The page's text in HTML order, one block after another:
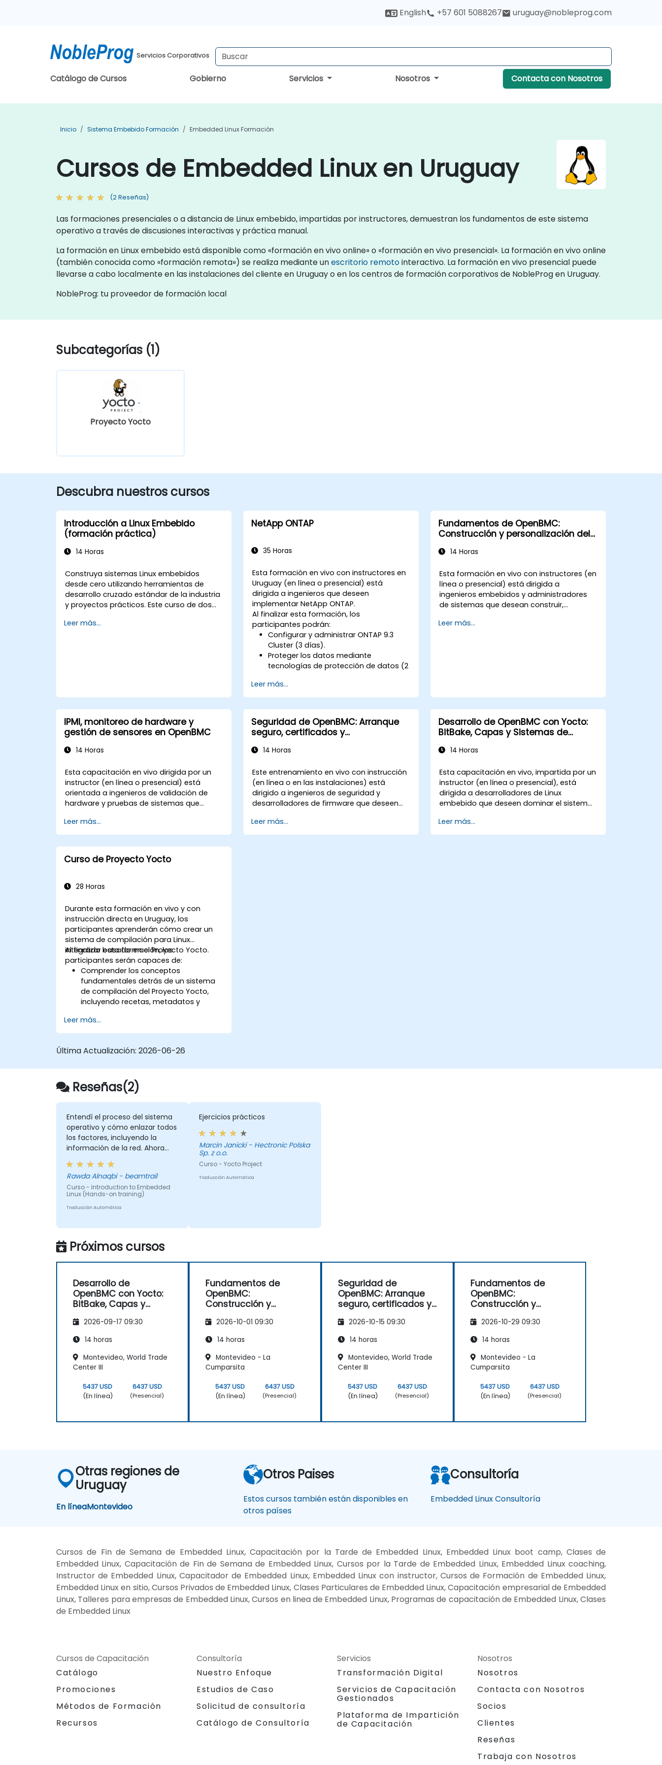
English +57 601 5088267 uruguay@nobleprog.com
Servicios Corporativos
Catálogo de Cursos Gobierno Servicios Nosotros Contacta con Nosotros
Inicio Sistema Embebido Formación Embedded Linux Formación
Cursos de Embedded Linux en Uruguay
(2 Reseñas)
Las formaciones presenciales o a distancia de Linux embebido, impartidas por instructores, demuestran los fundamentos de este sistema
operativo a través de discusiones interactivas y práctica manual.
La formación en Linux embebido está disponible como «formación en vivo online» o «formación en vivo presencial». La formación en vivo online
(también conocida como «formación remota») se realiza mediante unescritorio remotointeractivo. La formación en vivo presencial puede
llevarse a cabo localmente en las instalaciones del cliente en Uruguay o en los centros de formación corporativos de NobleProg en Uruguay.
NobleProg: tu proveedor de formación local
Subcategorías (1)
Proyecto Yocto
Descubra nuestros cursos
Introducción a Linux Embebido
(formación práctica)
14 Horas
Construya sistemas Linux embebidos
desde cero utilizando herramientas de
desarrollo cruzado estándar de la industria
y proyectos prácticos. Este curso de dos
desarrollo de código abierto, cargadores
sistemas de archivos y ejecutan tareas
reales de desarrollo Linux embebido.
Leer más...
NetApp ONTAP
35 Horas
Esta formación en vivo con instructores en
Uruguay (en línea o presencial) está
dirigida a ingenieros que deseen
implementar NetApp ONTAP.
Al finalizar esta formación, los
participantes podrán:
Configurar y administrar ONTAP 9.3
Cluster (3 días).
Proteger los datos mediante
tecnologías de protección de datos (2
Leer más...
Fundamentos de OpenBMC:
Construcción y personalización del
14 Horas
Esta formación en vivo con instructores (en
línea o presencial) está dirigida a
ingenieros embebidos y administradores
de sistemas que desean construir,
OpenBMC para la gestión de servidores.
Leer más...
IPMI, monitoreo de hardware y
gestión de sensores en OpenBMC
14 Horas
Esta capacitación en vivo dirigida por un
instructor (en línea o presencial) está
orientada a ingenieros de validación de
hardware y pruebas de sistemas que
problemas relacionados con IPMI y la
gestión de sensores en plataformas
OpenBMC.
Leer más...
Seguridad de OpenBMC: Arranque
seguro, certificados y
14 Horas
Este entrenamiento en vivo con instrucción
(en línea o en las instalaciones) está
dirigido a ingenieros de seguridad y
desarrolladores de firmware que deseen
contra accesos no autorizados y
manipulación del firmware.
Leer más...
Desarrollo de OpenBMC con Yocto:
BitBake, Capas y Sistemas de
14 Horas
Esta capacitación en vivo, impartida por un
instructor (en línea o presencial), está
dirigida a desarrolladores de Linux
embebido que deseen dominar el sistema
capas y crear imágenes de firmware BMC
listas para producción.
Leer más...
Curso de Proyecto Yocto
28 Horas
Durante esta formación en vivo y con
instrucción directa en Uruguay, los
participantes aprenderán cómo crear un
sistema de compilación para Linux
integrado basado en el Proyecto Yocto.
Al finalizar esta formación, los
participantes serán capaces de:
Comprender los conceptos
fundamentales detrás de un sistema
de compilación del Proyecto Yocto,
incluyendo recetas, metadatos y
Compilar una imagen de Linux y
ejecutarla bajo emulación.
construcción de sistemas Linux
Leer más...
Última Actualización: 2026-06-26
Reseñas(2)
Entendí el proceso del sistema
operativo y cómo enlazar todos
los factores, incluyendo la
información de la red. Ahora
tengo una imagen clara y
completa de lo que ocurre en
estos computadores y cómo se
comunican entre sí. Finalmente,
adquirí conocimientos sobre el
sistema operativo más
cómo implementar nuestro
propio Linux embebido.
Rawda Alnaqbi - beamtrail
Curso - Introduction to Embedded
Linux (Hands-on training)
Traducción Automática
Ejercicios prácticos
Marcin Janicki - Hectronic Polska
Sp. z o.o.
Curso - Yocto Project
Traducción Automática
Próximos cursos
Desarrollo de
OpenBMC con Yocto:
BitBake, Capas y
Compilación
2026-09-17 09:30
14 horas
Montevideo, World Trade
Center III
5437 USD
(En línea)
6437 USD
(Presencial)
Fundamentos de
OpenBMC:
Construcción y
firmware BMC
2026-10-01 09:30
14 horas
Montevideo - La
Cumparsita
5437 USD
(En línea)
6437 USD
(Presencial)
Seguridad de
OpenBMC: Arranque
seguro, certificados y
firmware
2026-10-15 09:30
14 horas
Montevideo, World Trade
Center III
5437 USD
(En línea)
6437 USD
(Presencial)
Fundamentos de
OpenBMC:
Construcción y
firmware BMC
2026-10-29 09:30
14 horas
Montevideo - La
Cumparsita
5437 USD
(En línea)
6437 USD
(Presencial)
Otras regiones de
Uruguay
En líneaMontevideo
Otros Paises
Estos cursos también están disponibles en
otros países
Consultoría
Embedded Linux Consultoría
Cursos de Fin de Semana de Embedded Linux, Capacitación por la Tarde de Embedded Linux, Embedded Linux boot camp, Clases de
Embedded Linux, Capacitación de Fin de Semana de Embedded Linux, Cursos por la Tarde de Embedded Linux, Embedded Linux coaching,
Instructor de Embedded Linux, Capacitador de Embedded Linux, Embedded Linux con instructor, Cursos de Formación de Embedded Linux,
Embedded Linux en sitio, Cursos Privados de Embedded Linux, Clases Particulares de Embedded Linux, Capacitación empresarial de Embedded
Linux, Talleres para empresas de Embedded Linux, Cursos en linea de Embedded Linux, Programas de capacitación de Embedded Linux, Clases
de Embedded Linux
Cursos de Capacitación
Catálogo
Promociones
Métodos de Formación
Recursos
Consultoría
Nuestro Enfoque
Estudios de Caso
Solicitud de consultoría
Catálogo de Consultoría
Servicios
Transformación Digital
Servicios de Capacitación
Gestionados
Plataforma de Impartición
de Capacitación
Nosotros
Nosotros
Contacta con Nosotros
Socios
Clientes
Reseñas
Trabaja con Nosotros